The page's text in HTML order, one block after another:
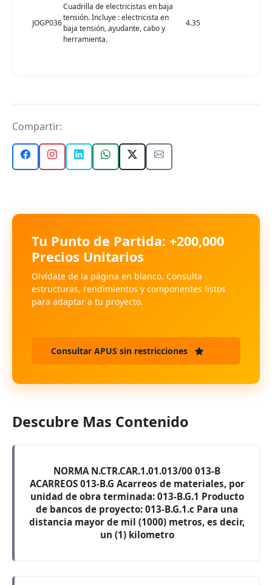
JOGP036
Cuadrilla de electricistas en baja
tensión. Incluye : electricista en
baja tensión, ayudante, cabo y
herramienta.
4.35
Compartir:
Tu Punto de Partida: +200,000
Precios Unitarios
Olvídate de la página en blanco. Consulta
estructuras, rendimientos y componentes listos
para adaptar a tu proyecto.
Consultar APUS sin restricciones
Descubre Mas Contenido
NORMA N.CTR.CAR.1.01.013/00 013-B
ACARREOS 013-B.G Acarreos de materiales, por
unidad de obra terminada: 013-B.G.1 Producto
de bancos de proyecto: 013-B.G.1.c Para una
distancia mayor de mil (1000) metros, es decir,
un (1) kilometro